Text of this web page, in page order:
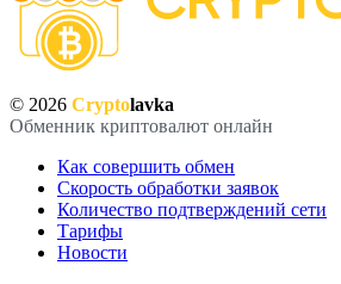
© 2026 Cryptolavka
Обменник криптовалют онлайн
Как совершить обмен
Скорость обработки заявок
Количество подтверждений сети
Тарифы
Новости